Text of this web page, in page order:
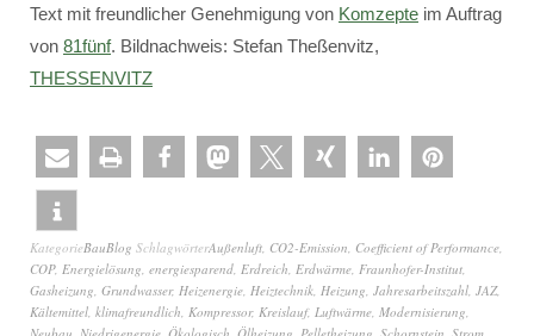
Text mit freundlicher Genehmigung von Komzepte im Auftrag
von 81fünf. Bildnachweis: Stefan Theßenvitz,
THESSENVITZ
KategorieBauBlog SchlagwörterAußenluft, CO2-Emission, Coefficient of Performance,
COP, Energielösung, energiesparend, Erdreich, Erdwärme, Fraunhofer-Institut,
Gasheizung, Grundwasser, Heizenergie, Heiztechnik, Heizung, Jahresarbeitszahl, JAZ,
Kältemittel, klimafreundlich, Kompressor, Kreislauf, Luftwärme, Modernisierung,